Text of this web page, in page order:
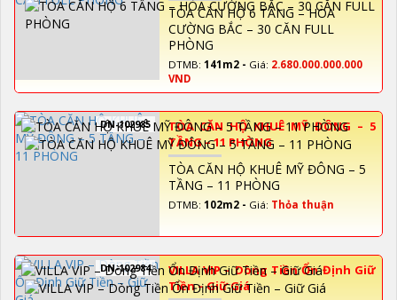
TÒA CĂN HỘ 6 TẦNG – HÒA
CƯỜNG BẮC – 30 CĂN FULL
PHÒNG
DTMB: 141m2 - Giá: 2.680.000.000.000
VND
DN-102985
TÒA CĂN HỘ KHUÊ MỸ ĐÔNG – 5
TẦNG – 11 PHÒNG
TÒA CĂN HỘ KHUÊ MỸ ĐÔNG – 5
TẦNG – 11 PHÒNG
DTMB: 102m2 - Giá: Thỏa thuận
DN-102984
VILLA VIP – Dòng Tiền Ổn Định Giữ
Tiền – Giữ Giá